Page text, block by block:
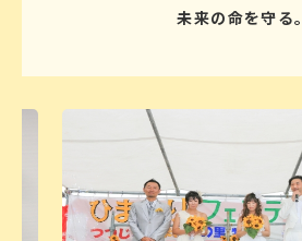
未来の命を守る。